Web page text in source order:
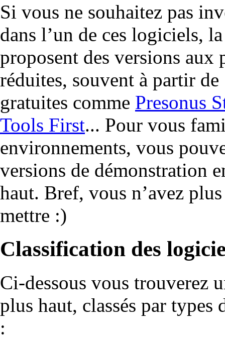
Si vous ne souhaitez pas
dans l’un de ces logiciels,
proposent des versions
réduites, souvent à partir
gratuites comme Presonus
Tools First... Pour vous
environnements, vous
versions de démonstration
haut. Bref, vous n’avez
mettre :)
Classification des
Ci-dessous vous trouverez
plus haut, classés par
: